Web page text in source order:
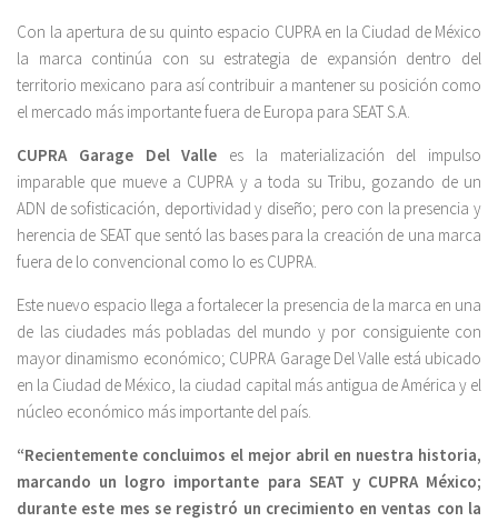
Con la apertura de su quinto espacio CUPRA en la Ciudad de México
la marca continúa con su estrategia de expansión dentro del
territorio mexicano para así contribuir a mantener su posición como
el mercado más importante fuera de Europa para SEAT S.A.
CUPRA Garage Del Valle es la materialización del impulso
imparable que mueve a CUPRA y a toda su Tribu, gozando de un
ADN de sofisticación, deportividad y diseño; pero con la presencia y
herencia de SEAT que sentó las bases para la creación de una marca
fuera de lo convencional como lo es CUPRA.
Este nuevo espacio llega a fortalecer la presencia de la marca en una
de las ciudades más pobladas del mundo y por consiguiente con
mayor dinamismo económico; CUPRA Garage Del Valle está ubicado
en la Ciudad de México, la ciudad capital más antigua de América y el
núcleo económico más importante del país.
“Recientemente concluimos el mejor abril en nuestra historia,
marcando un logro importante para SEAT y CUPRA México;
durante este mes se registró un crecimiento en ventas con la